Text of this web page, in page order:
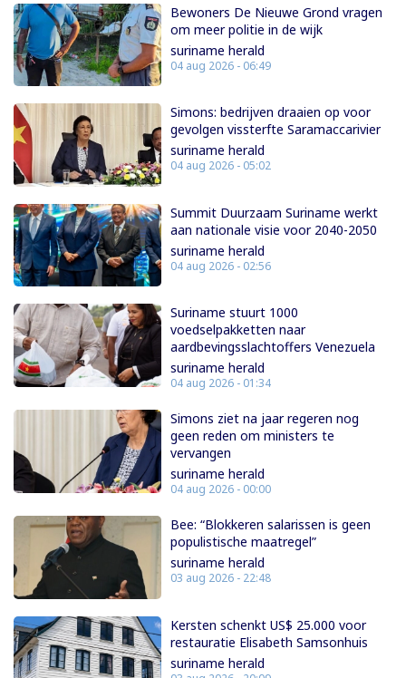
Bewoners De Nieuwe Grond vragen
om meer politie in de wijk
suriname herald
04 aug 2026 - 06:49
Simons: bedrijven draaien op voor
gevolgen vissterfte Saramaccarivier
suriname herald
04 aug 2026 - 05:02
Summit Duurzaam Suriname werkt
aan nationale visie voor 2040-2050
suriname herald
04 aug 2026 - 02:56
Suriname stuurt 1000
voedselpakketten naar
aardbevingsslachtoffers Venezuela
suriname herald
04 aug 2026 - 01:34
Simons ziet na jaar regeren nog
geen reden om ministers te
vervangen
suriname herald
04 aug 2026 - 00:00
Bee: “Blokkeren salarissen is geen
populistische maatregel”
suriname herald
03 aug 2026 - 22:48
Kersten schenkt US$ 25.000 voor
restauratie Elisabeth Samsonhuis
suriname herald